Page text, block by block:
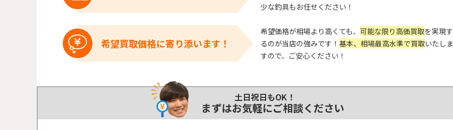
少な釣具もお任せください！
希望買取価格に寄り添います！
希望価格が相場より高くても、 可能な限り高価買取を実現す
るのが当店の強みです！ 基本、相場最高水準で買取いたしま
すので、ご安心ください！
土日祝日もOK！
まずはお気軽にご相談ください